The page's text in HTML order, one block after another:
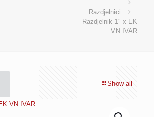
Razdjelnici
Razdjelnik 1″ x EK
VN IVAR
Show all